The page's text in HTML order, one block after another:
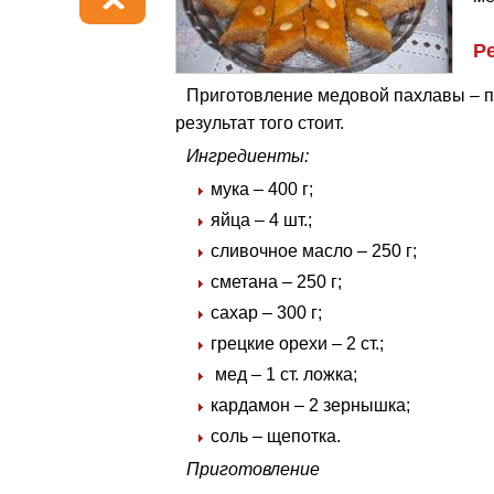
Приготовление медовой пахлавы –
результат того стоит.
Ингредиенты:
мука – 400 г;
яйца – 4 шт.;
сливочное масло – 250 г;
сметана – 250 г;
сахар – 300 г;
грецкие орехи – 2 ст.;
мед – 1 ст. ложка;
кардамон – 2 зернышка;
соль – щепотка.
Приготовление